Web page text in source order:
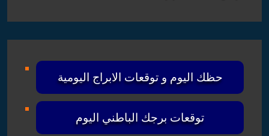
حظك اليوم و توقعات الابراج اليومية
توقعات برجك الباطني اليوم